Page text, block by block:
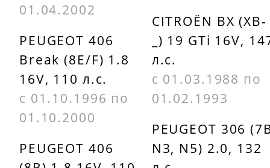
01.04.2002
PEUGEOT 406
Break (8E/F) 1.8
16V, 110 л.с.
с 01.10.1996 по
01.10.2000
PEUGEOT 406
CITROËN BX (XB-
_) 19 GTi 16V,
л.с.
с 01.03.1988 по
01.02.1993
PEUGEOT 306
N3, N5) 2.0, 132